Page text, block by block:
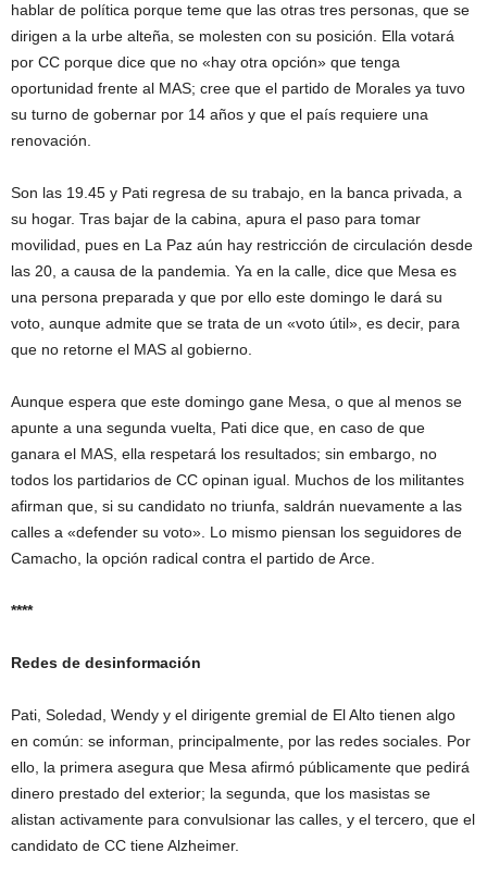
hablar de política porque teme que las otras tres personas, que se
dirigen a la urbe alteña, se molesten con su posición. Ella votará
por CC porque dice que no «hay otra opción» que tenga
oportunidad frente al MAS; cree que el partido de Morales ya tuvo
su turno de gobernar por 14 años y que el país requiere una
renovación.
Son las 19.45 y Pati regresa de su trabajo, en la banca privada, a
su hogar. Tras bajar de la cabina, apura el paso para tomar
movilidad, pues en La Paz aún hay restricción de circulación desde
las 20, a causa de la pandemia. Ya en la calle, dice que Mesa es
una persona preparada y que por ello este domingo le dará su
voto, aunque admite que se trata de un «voto útil», es decir, para
que no retorne el MAS al gobierno.
Aunque espera que este domingo gane Mesa, o que al menos se
apunte a una segunda vuelta, Pati dice que, en caso de que
ganara el MAS, ella respetará los resultados; sin embargo, no
todos los partidarios de CC opinan igual. Muchos de los militantes
afirman que, si su candidato no triunfa, saldrán nuevamente a las
calles a «defender su voto». Lo mismo piensan los seguidores de
Camacho, la opción radical contra el partido de Arce.
****
Redes de desinformación
Pati, Soledad, Wendy y el dirigente gremial de El Alto tienen algo
en común: se informan, principalmente, por las redes sociales. Por
ello, la primera asegura que Mesa afirmó públicamente que pedirá
dinero prestado del exterior; la segunda, que los masistas se
alistan activamente para convulsionar las calles, y el tercero, que el
candidato de CC tiene Alzheimer.